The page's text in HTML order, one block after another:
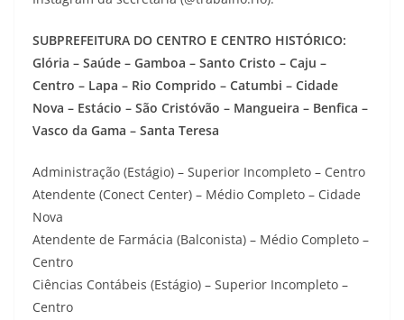
SUBPREFEITURA DO CENTRO E CENTRO HISTÓRICO:
Glória – Saúde – Gamboa – Santo Cristo – Caju –
Centro – Lapa – Rio Comprido – Catumbi – Cidade
Nova – Estácio – São Cristóvão – Mangueira – Benfica –
Vasco da Gama – Santa Teresa
Administração (Estágio) – Superior Incompleto – Centro
Atendente (Conect Center) – Médio Completo – Cidade
Nova
Atendente de Farmácia (Balconista) – Médio Completo –
Centro
Ciências Contábeis (Estágio) – Superior Incompleto –
Centro